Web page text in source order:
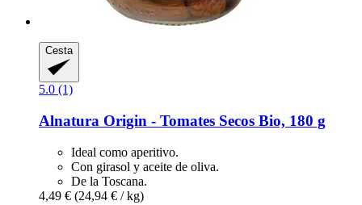
Cesta
5.0 (1)
Alnatura Origin -​ Tomates Secos Bio, 180 g
Ideal como aperitivo.
Con girasol y aceite de oliva.
De la Toscana.
4,49 € (24,94 € / kg)